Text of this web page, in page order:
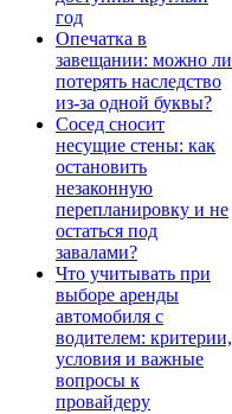
год
Опечатка в
завещании: можно ли
потерять наследство
из-за одной буквы?
Сосед сносит
несущие стены: как
остановить
незаконную
перепланировку и не
остаться под
завалами?
Что учитывать при
выборе аренды
автомобиля с
водителем: критерии,
условия и важные
вопросы к
провайдеру